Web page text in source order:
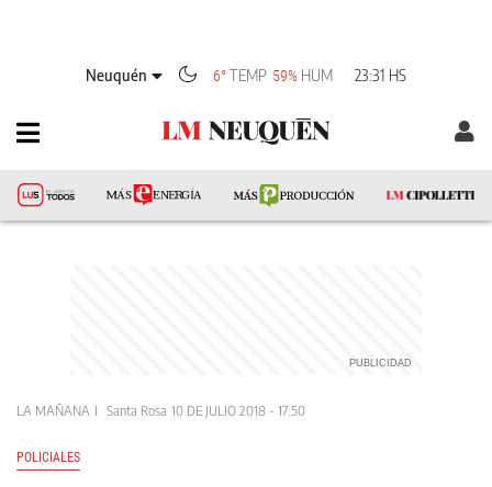
Neuquén 6° TEMP 59% HUM 23:31 HS
LA MAÑANA Santa Rosa 10 DE JULIO 2018 - 17:50
POLICIALES